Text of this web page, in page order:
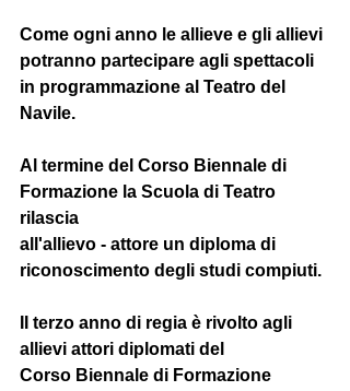
Come ogni anno le allieve e gli allievi
potranno partecipare agli spettacoli
in programmazione al Teatro del
Navile.
Al termine del Corso Biennale di
Formazione la Scuola di Teatro
rilascia
all'allievo - attore un diploma di
riconoscimento degli studi compiuti.
II terzo anno di regia è rivolto agli
allievi attori diplomati del
Corso Biennale di Formazione